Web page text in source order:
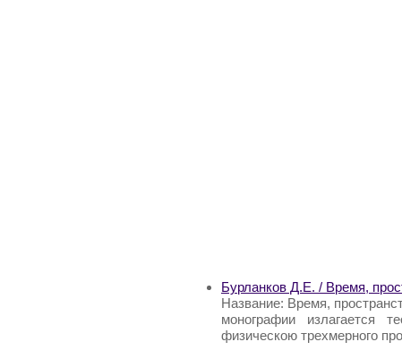
Бурланков Д.Е. / Время,
Название: Время,
монографии излагается
физическою трехмерного